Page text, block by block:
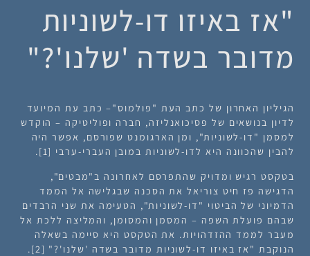
"אז באיזו דו-לשוניות
מדובר בשדה 'שלנו'?"
הגיליון האחרון של כתב העת "פולמוס"– כתב עת המיועד
לדיון בנושאים של פסיכואנליזה, חברה ופוליטיקה – הוקדש
למסמן "דו-לשוניות", ומן הארגומנט שפורסם, אפשר היה
להבין שהכוונה היא לדו-לשוניות במובן העברי-ערבי [1].
בטקסט רגיש ומדויק שהתפרסם לאחרונה ב"מבטים",
הדגישה פז חיט צוריאל את הסכנה שבגלישה אל הממד
הדמיוני של הביטוי "דו-לשוניות", הטעימה את שני הרבדים
שבהם פועלת השפה – המסמן והמסומן, והמליצה ללכת אל
מעבר לממד ההזדהויות. את הטקסט היא סיימה בשאלה
הנוקבת "אז באיזו דו-לשוניות מדובר בשדה 'שלנו'?" [2].